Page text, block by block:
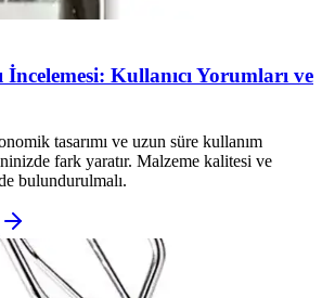
İncelemesi: Kullanıcı Yorumları ve
tasarımı ve uzun süre kullanım
fark yaratır. Malzeme kalitesi ve
bulundurulmalı.